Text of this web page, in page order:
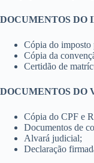
DOCUMENTOS DO
Cópia do
Cópia da
Certidão de
DOCUMENTOS DO
Cópia do CPF e
Documentos de
Alvará judicial;
Declaração